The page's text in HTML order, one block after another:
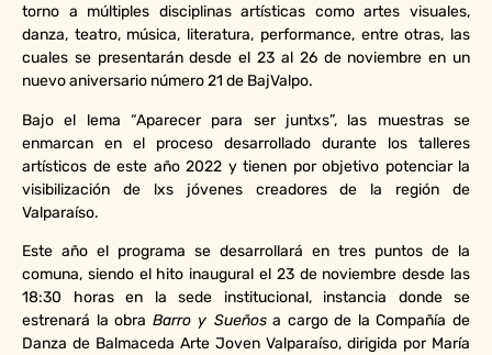
torno a múltiples disciplinas artísticas como artes visuales,
danza, teatro, música, literatura, performance, entre otras, las
cuales se presentarán desde el 23 al 26 de noviembre en un
nuevo aniversario número 21 de BajValpo.
Bajo el lema “Aparecer para ser juntxs”, las muestras se
enmarcan en el proceso desarrollado durante los talleres
artísticos de este año 2022 y tienen por objetivo potenciar la
visibilización de lxs jóvenes creadores de la región de
Valparaíso.
Este año el programa se desarrollará en tres puntos de la
comuna, siendo el hito inaugural el 23 de noviembre desde las
18:30 horas en la sede institucional, instancia donde se
estrenará la obra Barro y Sueñosa cargo de la Compañía de
Danza de Balmaceda Arte Joven Valparaíso, dirigida por María